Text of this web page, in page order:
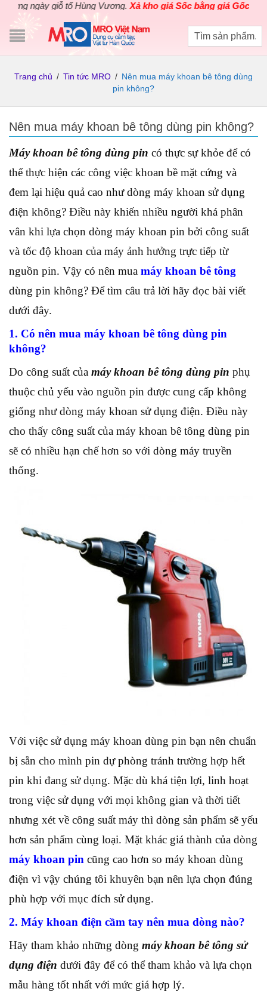
ngày giỗ tổ Hùng Vương.Xả kho giá Sốc bằng giá Gốccho các
Trang chủ / Tin tức MRO / Nên mua máy khoan bê tông dùng
pin không?
Nên mua máy khoan bê tông dùng pin không?
Máy khoan bê tông dùng pin có thực sự khỏe để có
thể thực hiện các công việc khoan bề mặt cứng và
đem lại hiệu quả cao như dòng máy khoan sử dụng
điện không? Điều này khiến nhiều người khá phân
vân khi lựa chọn dòng máy khoan pin bởi công suất
và tốc độ khoan của máy ảnh hưởng trực tiếp từ
nguồn pin. Vậy có nên mua máy khoan bê tông
dùng pin không? Để tìm câu trả lời hãy đọc bài viết
dưới đây.
1. Có nên mua máy khoan bê tông dùng pin
không?
Do công suất của máy khoan bê tông dùng pin phụ
thuộc chủ yếu vào nguồn pin được cung cấp không
giống như dòng máy khoan sử dụng điện. Điều này
cho thấy công suất của máy khoan bê tông dùng pin
sẽ có nhiều hạn chế hơn so với dòng máy truyền
thống.
Với việc sử dụng máy khoan dùng pin bạn nên chuẩn
bị sẵn cho mình pin dự phòng tránh trường hợp hết
pin khi đang sử dụng. Mặc dù khá tiện lợi, linh hoạt
trong việc sử dụng với mọi không gian và thời tiết
nhưng xét về công suất máy thì dòng sản phẩm sẽ yếu
hơn sản phẩm cùng loại. Mặt khác giá thành của dòng
máy khoan pin cũng cao hơn so máy khoan dùng
điện vì vậy chúng tôi khuyên bạn nên lựa chọn đúng
phù hợp với mục đích sử dụng.
2. Máy khoan điện cầm tay nên mua dòng nào?
Hãy tham khảo những dòng máy khoan bê tông sử
dụng điện dưới đây để có thể tham khảo và lựa chọn
mẫu hàng tốt nhất với mức giá hợp lý.